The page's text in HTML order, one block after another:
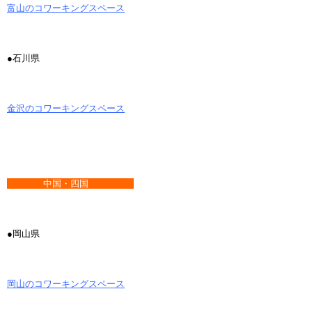
富山のコワーキングスペース
●石川県
金沢のコワーキングスペース
中国・四国
●岡山県
岡山のコワーキングスペース